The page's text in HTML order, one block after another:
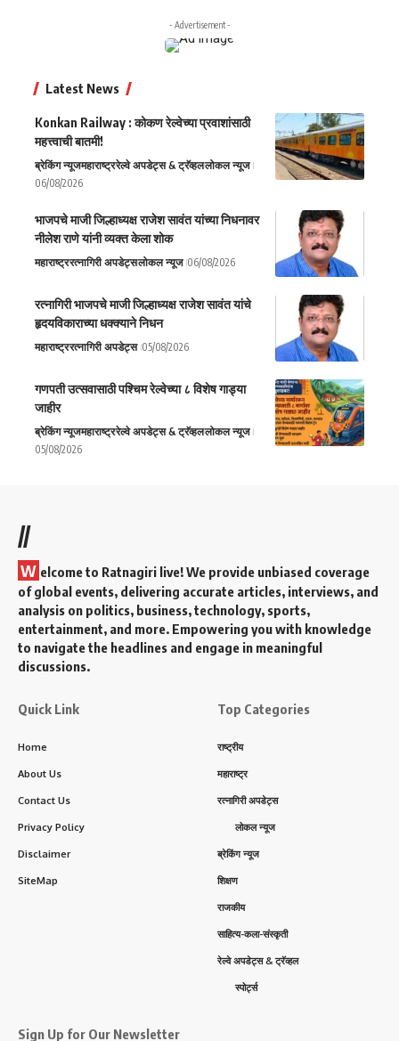
- Advertisement -
Latest News
Konkan Railway : कोकण रेल्वेच्या प्रवाशांसाठी
महत्त्वाची बातमी!
ब्रेकिंग न्यूजमहाराष्ट्ररेल्वे अपडेट्स & ट्रॅव्हललोकल न्यूज
06/08/2026
भाजपचे माजी जिल्हाध्यक्ष राजेश सावंत यांच्या निधनावर
नीलेश राणे यांनी व्यक्त केला शोक
महाराष्ट्ररत्नागिरी अपडेट्सलोकल न्यूज 06/08/2026
रत्नागिरी भाजपचे माजी जिल्हाध्यक्ष राजेश सावंत यांचे
हृदयविकाराच्या धक्क्याने निधन
महाराष्ट्ररत्नागिरी अपडेट्स 05/08/2026
गणपती उत्सवासाठी पश्चिम रेल्वेच्या ८ विशेष गाड्या
जाहीर
ब्रेकिंग न्यूजमहाराष्ट्ररेल्वे अपडेट्स & ट्रॅव्हललोकल न्यूज
05/08/2026
//
W elcome to Ratnagiri live! We provide unbiased coverage
of global events, delivering accurate articles, interviews, and
analysis on politics, business, technology, sports,
entertainment, and more. Empowering you with knowledge
to navigate the headlines and engage in meaningful
discussions.
Quick Link
Home
About Us
Contact Us
Privacy Policy
Disclaimer
SiteMap
Top Categories
राष्ट्रीय
महाराष्ट्र
रत्नागिरी अपडेट्स
लोकल न्यूज
ब्रेकिंग न्यूज
शिक्षण
राजकीय
साहित्य-कला-संस्कृती
रेल्वे अपडेट्स & ट्रॅव्हल
स्पोर्ट्स
Sign Up for Our Newsletter